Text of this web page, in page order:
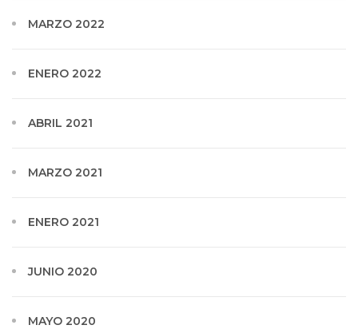
MARZO 2022
ENERO 2022
ABRIL 2021
MARZO 2021
ENERO 2021
JUNIO 2020
MAYO 2020